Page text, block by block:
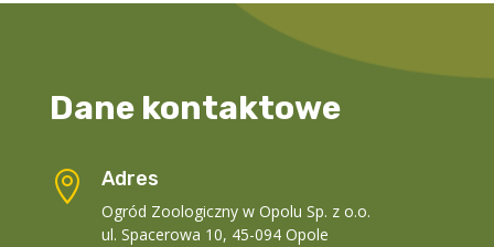
Dane kontaktowe
 Adres
Ogród Zoologiczny w Opolu Sp. z o.o.
ul. Spacerowa 10, 45-094 Opole